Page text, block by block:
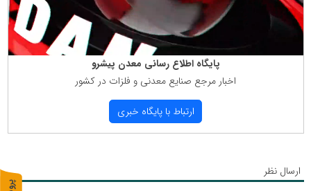
پایگاه اطلاع رسانی معدن پیشرو
اخبار مرجع صنایع معدنی و فلزات در كشور
ارتباط با پایگاه خبری
ارسال نظر